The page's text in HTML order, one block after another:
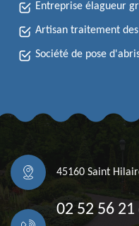
Entreprise élagueur
Artisan traitement
Société de pose
45160 Saint
02 52 56 21